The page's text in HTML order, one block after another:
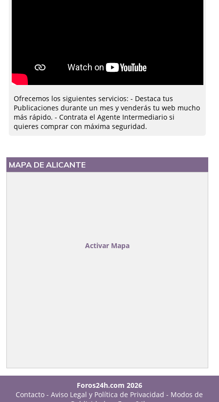
Ofrecemos los siguientes servicios: - Destaca tus
Publicaciones durante un mes y venderás tu web mucho
más rápido. - Contrata el Agente Intermediario si
quieres comprar con máxima seguridad.
MAPA DE ALICANTE
Activar Mapa
Foros24h.com 2026
Contacto -Aviso Legal y Política de Privacidad - Modos de